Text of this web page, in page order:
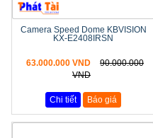
Camera Speed Dome KBVISION
KX-E2408IRSN
63.000.000 VND
90.000.000
VND
Chi tiết Báo giá